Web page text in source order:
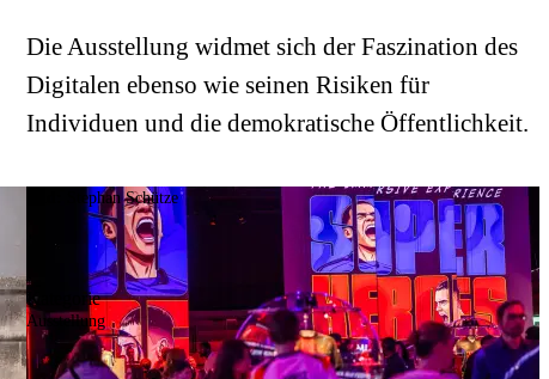
Die Ausstellung widmet sich der Faszination des
Digitalen ebenso wie seinen Risiken für
Individuen und die demokratische Öffentlichkeit.
Stephan Schütze
Kategorie
Ausstellung